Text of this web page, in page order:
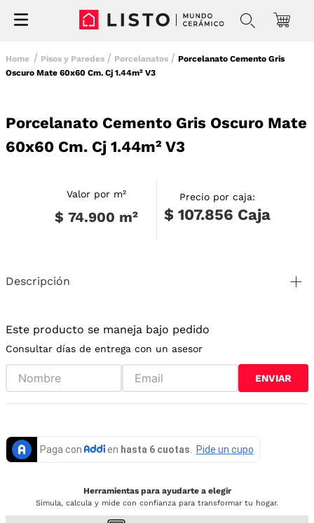
Pisos y Paredes Porcelanatos
Porcelanato Cemento Gris
Oscuro Mate 60x60 Cm. Cj 1.44m² V3
Porcelanato Cemento Gris Oscuro Mate
60x60 Cm. Cj 1.44m² V3
Valor por m²
$ 74.900 m²
Precio por caja:
$ 107.856 Caja
Descripción
Este producto se maneja bajo pedido
Consultar días de entrega con un asesor
ENVIAR
Herramientas para ayudarte a elegir
Simula, calcula y mide con confianza para transformar tu hogar.